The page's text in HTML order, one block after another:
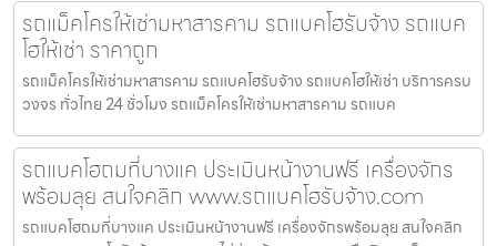
รถแม็คโครให้เช่ามหาสารคาม รถแบคโฮรับจ้าง รถแบค
โฮให้เช่า ราคาถูก
รถแม็คโครให้เช่ามหาสารคาม รถแบคโฮรับจ้าง รถแบคโฮให้เช่า บริการครบ
วงจร ทั่วไทย 24 ชั่วโมง รถแม็คโครให้เช่ามหาสารคาม รถแบค
รถแบคโฮถมที่บางแค ประเมินหน้างานฟรี เครื่องจักร
พร้อมลุย สนใจคลิก www.รถแบคโฮรับจ้าง.com
รถแบคโฮถมที่บางแค ประเมินหน้างานฟรี เครื่องจักรพร้อมลุย สนใจคลิก